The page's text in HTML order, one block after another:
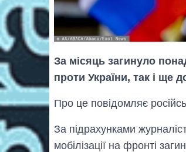
За місяць загинуло
проти України, так і ще
Про це повідомляє
За підрахунками
мобілізації на фронті